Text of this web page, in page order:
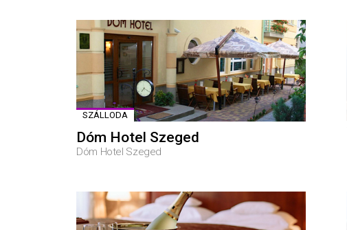
SZÁLLODA
Dóm Hotel Szeged
Dóm Hotel Szeged